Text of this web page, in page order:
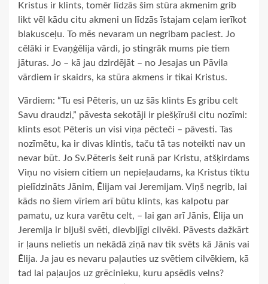
Kristus ir klints, tomēr līdzās šim stūra akmenim grib
likt vēl kādu citu akmeni un līdzās īstajam ceļam ierīkot
blakusceļu. To mēs nevaram un negribam paciest. Jo
cēlāki ir Evaņģēlija vārdi, jo stingrāk mums pie tiem
jāturas. Jo – kā jau dzirdējāt – no Jesajas un Pāvila
vārdiem ir skaidrs, ka stūra akmens ir tikai Kristus.
Vārdiem: “Tu esi Pēteris, un uz šās klints Es gribu celt
Savu draudzi,” pāvesta sekotāji ir piešķīruši citu nozīmi:
klints esot Pēteris un visi viņa pēcteči – pāvesti. Tas
nozīmētu, ka ir divas klintis, taču tā tas noteikti nav un
nevar būt. Jo Sv.Pēteris šeit runā par Kristu, atšķirdams
Viņu no visiem citiem un nepieļaudams, ka Kristus tiktu
pielīdzināts Jānim, Ēlijam vai Jeremijam. Viņš negrib, lai
kāds no šiem vīriem arī būtu klints, kas kalpotu par
pamatu, uz kura varētu celt, – lai gan arī Jānis, Ēlija un
Jeremija ir bijuši svēti, dievbijīgi cilvēki. Pāvests dažkārt
ir ļauns nelietis un nekādā ziņā nav tik svēts kā Jānis vai
Ēlija. Ja jau es nevaru paļauties uz svētiem cilvēkiem, kā
tad lai paļaujos uz grēcinieku, kuru apsēdis velns?